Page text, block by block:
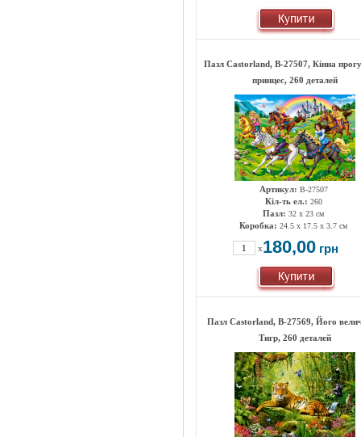
Пазл Castorland, B-27507, Кінна
принцес, 260 деталей
Артикул: B-27507
Кіл-ть ел.: 260
Пазл: 32 x 23 см
Коробка: 24.5 x 17.5 x 3.7 см
x180,00 грн
Пазл Castorland, B-27569, Його
Тигр, 260 деталей